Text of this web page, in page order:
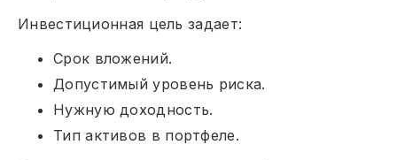
Инвестиционная цель задает:
Срок вложений.
Допустимый уровень риска.
Нужную доходность.
Тип активов в портфеле.